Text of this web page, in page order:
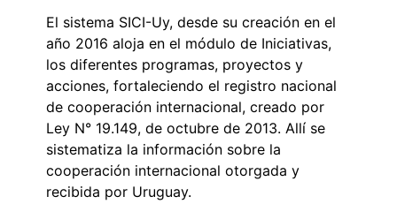
El sistema SICI-Uy, desde su creación en el
año 2016 aloja en el módulo de Iniciativas,
los diferentes programas, proyectos y
acciones, fortaleciendo el registro nacional
de cooperación internacional, creado por
Ley N° 19.149, de octubre de 2013. Allí se
sistematiza la información sobre la
cooperación internacional otorgada y
recibida por Uruguay.